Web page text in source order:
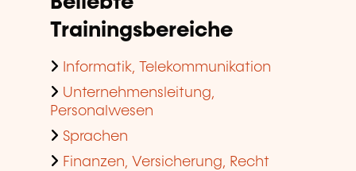
Trainingsbereiche
Informatik, Telekommunikation
Unternehmensleitung,
Personalwesen
Sprachen
Finanzen, Versicherung, Recht